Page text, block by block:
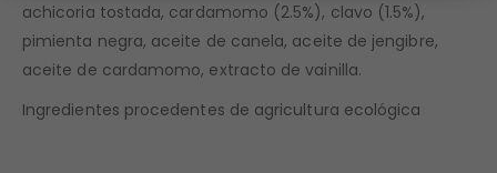
achicoria tostada, cardamomo (2.5%), clavo (1.5%),
pimienta negra, aceite de canela, aceite de jengibre,
aceite de cardamomo, extracto de vainilla.
Ingredientes procedentes de agricultura ecológica